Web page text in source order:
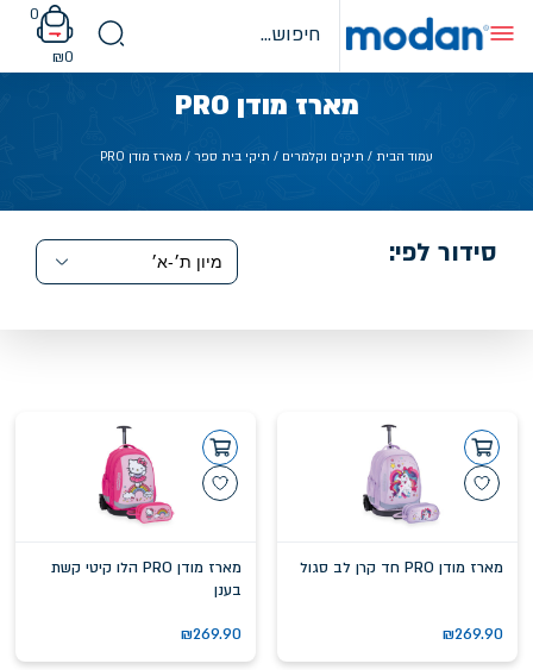
content
0
₪0
מארז מודן PRO
עמוד הבית / תיקים וקלמרים / תיקי בית ספר / מארז מודן PRO
סידור לפי:
מארז מודן PRO חד קרן לב סגול
₪269.90
מארז מודן PRO הלו קיטי קשת
בענן
₪269.90